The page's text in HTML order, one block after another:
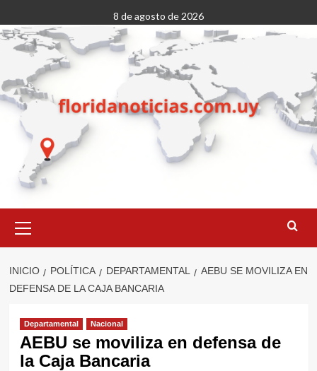
al
contenido
8 de agosto de 2026
primario
INICIO POLÍTICA DEPARTAMENTAL
AEBU SE MOVILIZA EN
DEFENSA DE LA CAJA BANCARIA
Departamental Nacional
AEBU se moviliza en defensa de
la Caja Bancaria